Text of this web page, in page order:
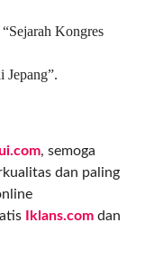
Kongres
Jepang”.
, semoga
dan paling
Iklans.comdan